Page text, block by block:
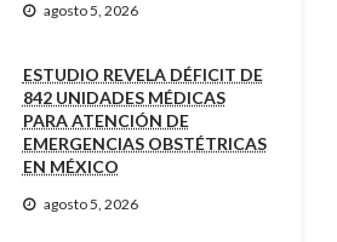
agosto 5, 2026
ESTUDIO REVELA DÉFICIT DE
842 UNIDADES MÉDICAS
PARA ATENCIÓN DE
EMERGENCIAS OBSTÉTRICAS
EN MÉXICO
agosto 5, 2026